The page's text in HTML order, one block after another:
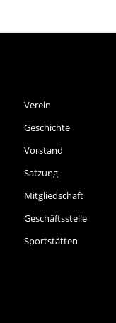
Verein
Geschichte
Vorstand
Satzung
Mitgliedschaft
Geschäftsstelle
Sportstätten